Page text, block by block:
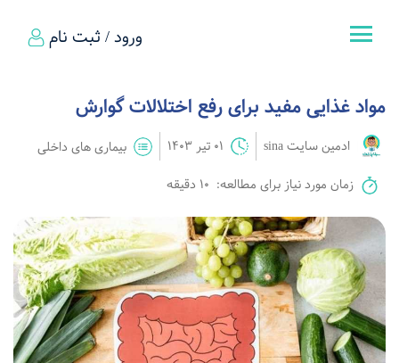
ورود / ثبت نام
مواد غذایی مفید برای رفع اختلالات گوارش
ادمین سایت sina 01 تیر 1403
بیماری های داخلی
زمان مورد نیاز برای مطالعه: 10 دقیقه